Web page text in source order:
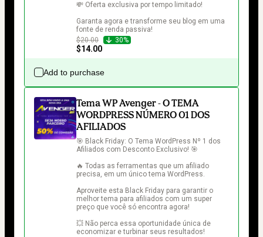
💸 Oferta exclusiva por tempo limitado!
Garanta agora e transforme seu blog em uma
fonte de renda passiva!
$20.00
30%
$14.00
Add to purchase
Tema WP Avenger - O TEMA
WORDPRESS NÚMERO 01 DOS
AFILIADOS
🎯 Black Friday: O Tema WordPress Nº 1 dos
Afiliados com Desconto Exclusivo! 🎯
🔥 Todas as ferramentas que um afiliado
precisa, em um único tema WordPress.
Aproveite esta Black Friday para garantir o
melhor tema para afiliados com um super
preço que você só encontra agora!
💥 Não perca essa oportunidade única de
economizar e turbinar seus resultados!